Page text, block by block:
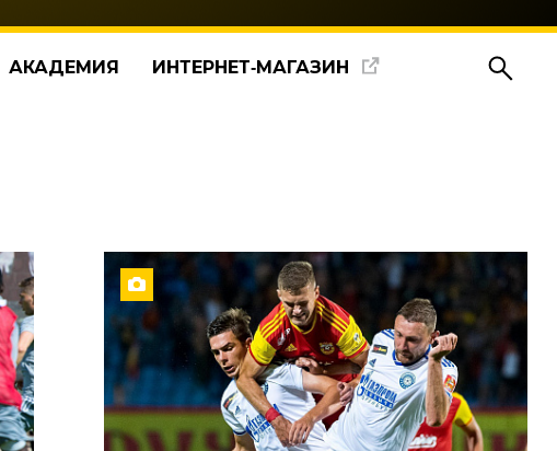
АКАДЕМИЯ ИНТЕРНЕТ‑МАГАЗИН